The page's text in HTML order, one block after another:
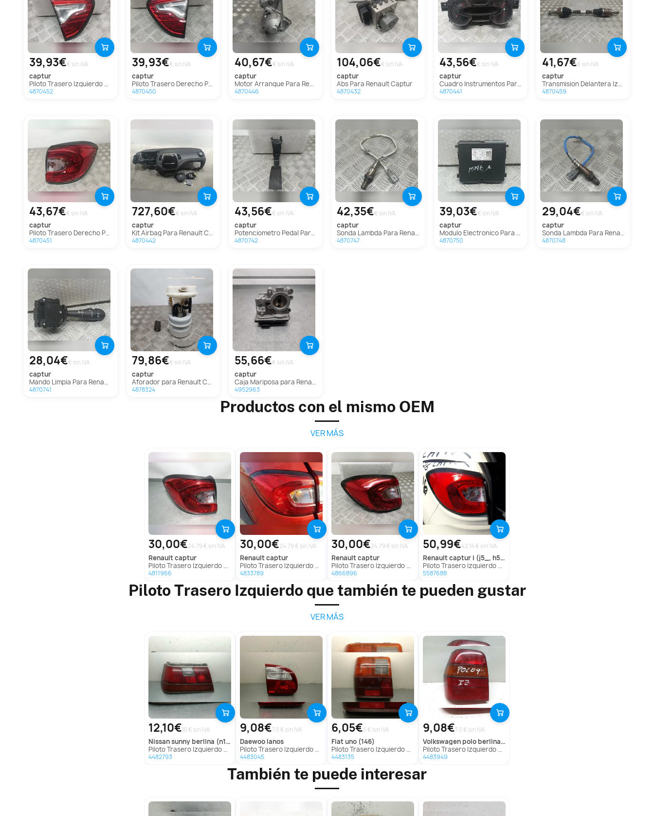
39,93€€ sin IVA
captur
Piloto Trasero Izquierdo Para Renault Captur
4870452
39,93€€ sin IVA
captur
Piloto Trasero Derecho Para Renault Captur
4870450
40,67€€ sin IVA
captur
Motor Arranque Para Renault Captur
4870446
104,06€€ sin IVA
captur
Abs Para Renault Captur
4870432
43,56€€ sin IVA
captur
Cuadro Instrumentos Para Renault Captur
4870441
41,67€€ sin IVA
captur
Transmision Delantera Izquierda Para Renault Captur
4870459
43,67€€ sin IVA
captur
Piloto Trasero Derecho Para Renault Captur
4870451
727,60€€ sin IVA
captur
Kit Airbag Para Renault Captur
4870442
43,56€€ sin IVA
captur
Potenciometro Pedal Para Renault Captur
4870742
42,35€€ sin IVA
captur
Sonda Lambda Para Renault Captur
4870747
39,03€€ sin IVA
captur
Modulo Electronico Para Renault Captur
4870750
29,04€€ sin IVA
captur
Sonda Lambda Para Renault Captur
4870748
28,04€€ sin IVA
captur
Mando Limpia Para Renault Captur
4870741
79,86€€ sin IVA
captur
Aforador para Renault Captur
4878324
55,66€€ sin IVA
captur
Caja Mariposa para Renault Captur
4952963
Productos con el mismo OEM
VER MÁS
30,00€24.79 € sin IVA
renaultcaptur
Piloto Trasero Izquierdo Para Renault Captur
4811966
30,00€24.79 € sin IVA
renaultcaptur
Piloto Trasero Izquierdo Para Renault Captur
4833789
30,00€24.79 € sin IVA
renaultcaptur
Piloto Trasero Izquierdo Para Renault Captur
4866896
50,99€42.14 € sin IVA
renaultcaptur i (j5_, h5_)
Piloto Trasero Izquierdo Exterior para Renault Captur I (J5_, H5_)
5587688
Piloto Trasero Izquierdo que también te pueden gustar
VER MÁS
12,10€10 € sin IVA
nissansunny berlina (n14)
Piloto Trasero Izquierdo para Nissan Sunny Berlina (N14)
4482793
9,08€7.5 € sin IVA
daewoo lanos
Piloto Trasero Izquierdo para Daewoo Lanos
4483045
6,05€5 € sin IVA
fiatuno (146)
Piloto Trasero Izquierdo para Fiat Uno (146)
4483135
9,08€7.5 € sin IVA
volkswagen polo berlina (6n1)
Piloto Trasero Izquierdo para Volkswagen Polo Berlina (6N1)
4483949
También te puede interesar